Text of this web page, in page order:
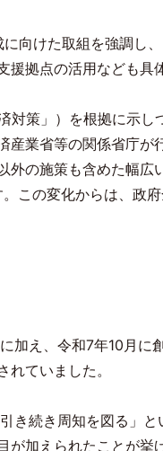
向けた取組を強調し
援拠点の活用なども具
対策」）を根拠に示
産業省等の関係省庁が
の施策も含めた幅
この変化からは、政
加え、令和7年10 月に
ていました。
き続き周知を図る」
が加えられたことが